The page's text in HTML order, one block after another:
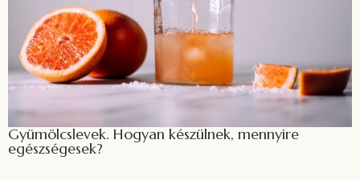
Gyümölcslevek. Hogyan készülnek, mennyire
egészségesek?